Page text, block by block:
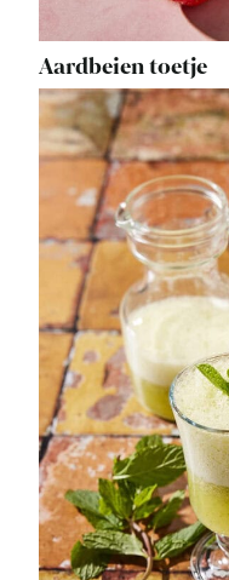
Aardbeien toetje